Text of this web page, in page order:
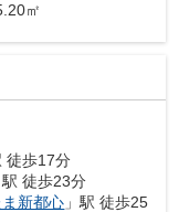
㎡
徒歩17分
駅 徒歩23分
新都心 」駅 徒歩25